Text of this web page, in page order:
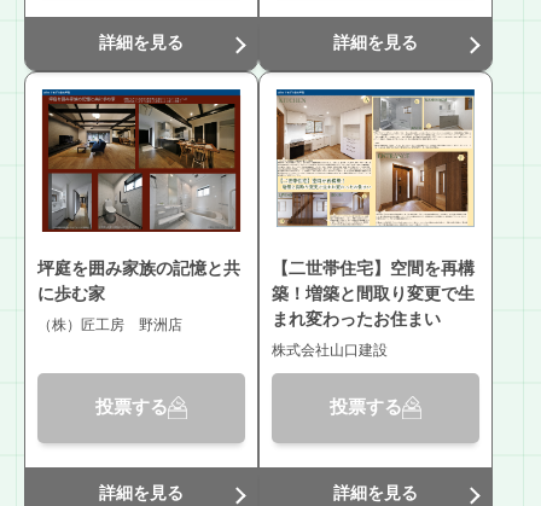
詳細を見る 詳細を見る
坪庭を囲み家族の記憶と共
に歩む家
（株）匠工房 野洲店
投票する
詳細を見る
【二世帯住宅】空間を再構
築！増築と間取り変更で生
まれ変わったお住まい
株式会社山口建設
投票する
詳細を見る